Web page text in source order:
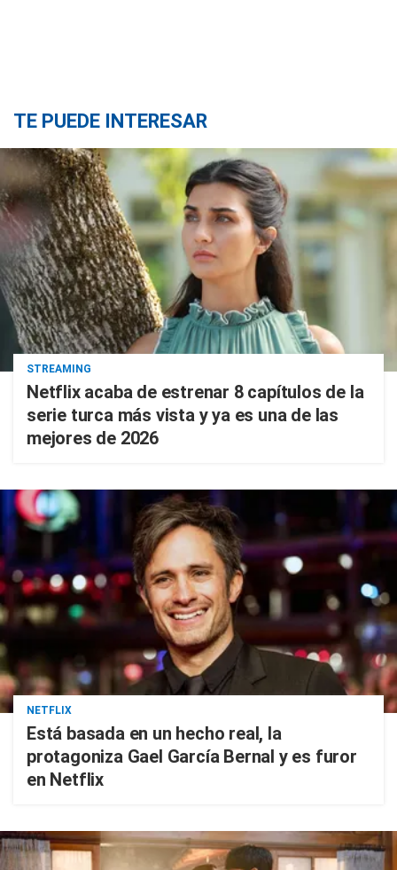
TE PUEDE INTERESAR
STREAMING
Netflix acaba de estrenar 8 capítulos de la
serie turca más vista y ya es una de las
mejores de 2026
NETFLIX
Está basada en un hecho real, la
protagoniza Gael García Bernal y es furor
en Netflix